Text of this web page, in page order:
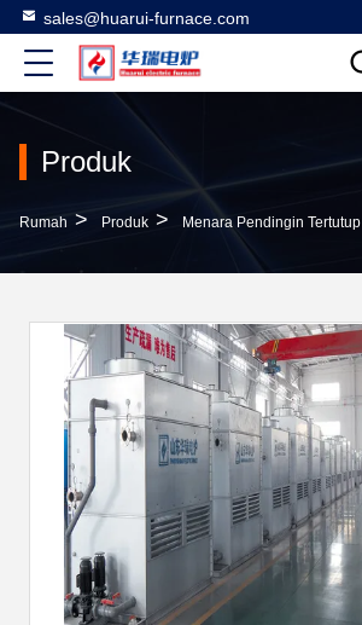
sales@huarui-furnace.com
Produk
Rumah > Produk > Menara Pendingin Tertutup